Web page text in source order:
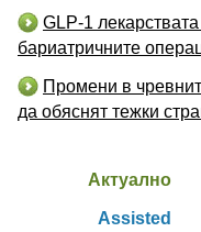
GLP-1
бариатричните
Промени в
да обяснят тежки
Актуално
Assisted